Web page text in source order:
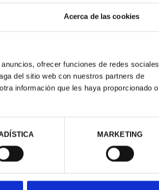
Acerca de las cookies
ofrecer funciones de redes sociales
del sitio web con nuestros partners de
información que les haya proporcionado o
MARKETING
DE
SUSCRIPCIÓN CAPITALES DE
PROVINCIA 3
949,00 €